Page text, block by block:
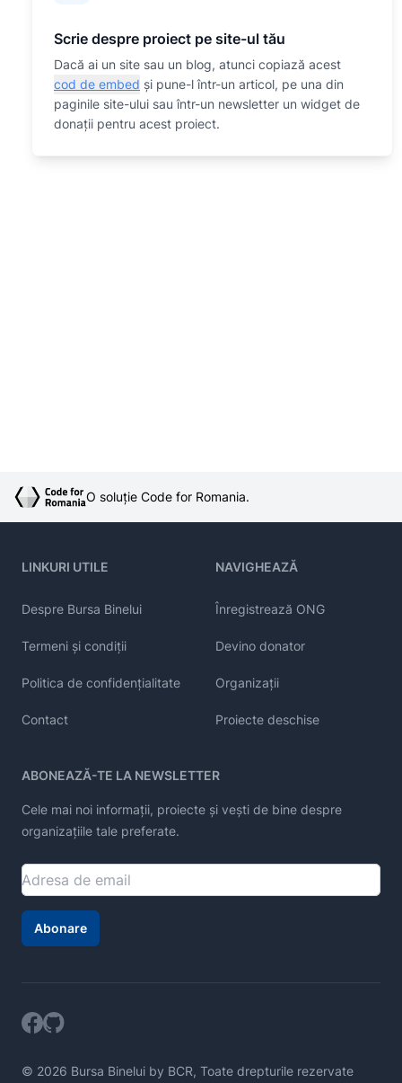
Scrie despre proiect pe site-ul tău
Dacă ai un site sau un blog, atunci copiază acest
cod de embed și pune-l într-un articol, pe una din
paginile site-ului sau într-un newsletter un widget de
donații pentru acest proiect.
O soluție Code for Romania.
LINKURI UTILE
Despre Bursa Binelui
Termeni și condiții
Politica de confidențialitate
Contact
NAVIGHEAZĂ
Înregistrează ONG
Devino donator
Organizații
Proiecte deschise
ABONEAZĂ-TE LA NEWSLETTER
Cele mai noi informații, proiecte și vești de bine despre
organizațiile tale preferate.
Abonare
© 2026 Bursa Binelui by BCR, Toate drepturile rezervate